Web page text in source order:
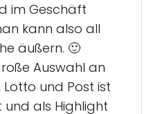
im Geschäft
kann also all
äußern. 🙂
Auswahl an
Lotto und Post ist
als Highlight